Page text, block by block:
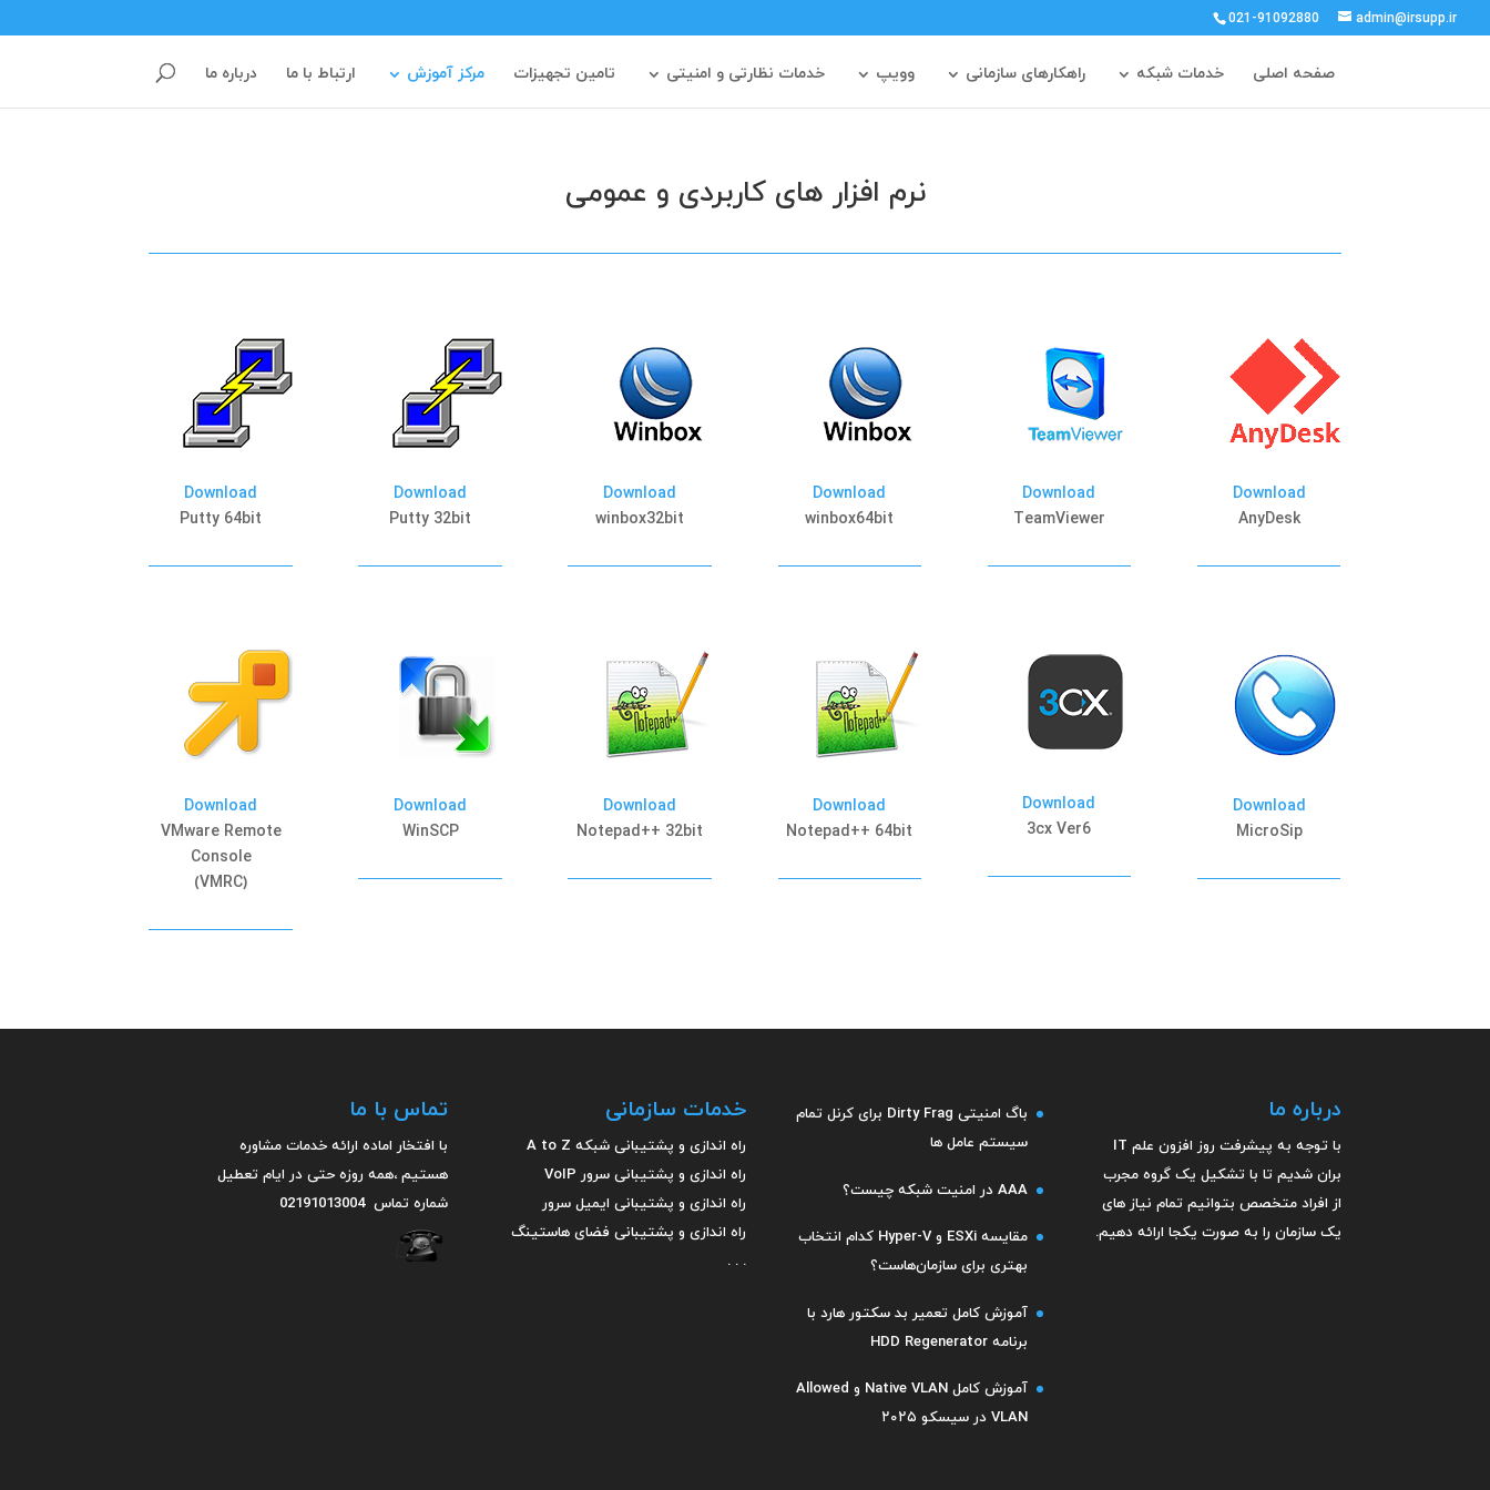
021-91092880 admin@irsupp.ir
صفحه اصلی خدمات شبکه راهکارهای سازمانی وویپ خدمات نظارتی و امنیتی تامین تجهیزات مرکز آموزش ارتباط با ما درباره ما
نرم افزار های کاربردی و عمومی
Download
Putty 64bit
Download
Putty 32bit
Download
winbox32bit
Download
winbox64bit
Download
TeamViewer
Download
AnyDesk
Download
VMware Remote
Console
(VMRC)
Download
WinSCP
Download
Notepad++ 32bit
Download
Notepad++ 64bit
Download
3cx Ver6
Download
MicroSip
درباره ما
با توجه به پیشرفت روز افزون علم IT
بران شدیم تا با تشکیل یک گروه مجرب
از افراد متخصص بتوانیم تمام نیاز های
یک سازمان را به صورت یکجا ارائه دهیم.
باگ امنیتی Dirty Frag برای کرنل تمام
سیستم عامل ها
AAA در امنیت شبکه چیست؟
مقایسه ESXi و Hyper-V کدام انتخاب
بهتری برای سازمان‌هاست؟
آموزش کامل تعمیر بد سکتور هارد با
برنامه HDD Regenerator
آموزش کامل Native VLAN و Allowed
VLAN در سیسکو ۲۰۲۵
خدمات سازمانی
راه اندازی و پشتیبانی شبکه A to Z
راه اندازی و پشتیبانی سرور VoIP
راه اندازی و پشتیبانی ایمیل سرور
راه اندازی و پشتیبانی فضای هاستینگ
. . .
تماس با ما
با افتخار اماده ارائه خدمات مشاوره
هستیم ،همه روزه حتی در ایام تعطیل
شماره تماس02191013004